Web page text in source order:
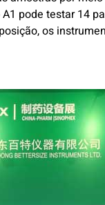
pode testar 14
os